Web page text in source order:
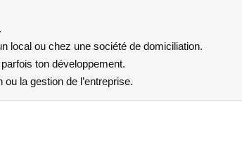
local ou chez une société de domiciliation.
ton développement.
la gestion de l’entreprise.